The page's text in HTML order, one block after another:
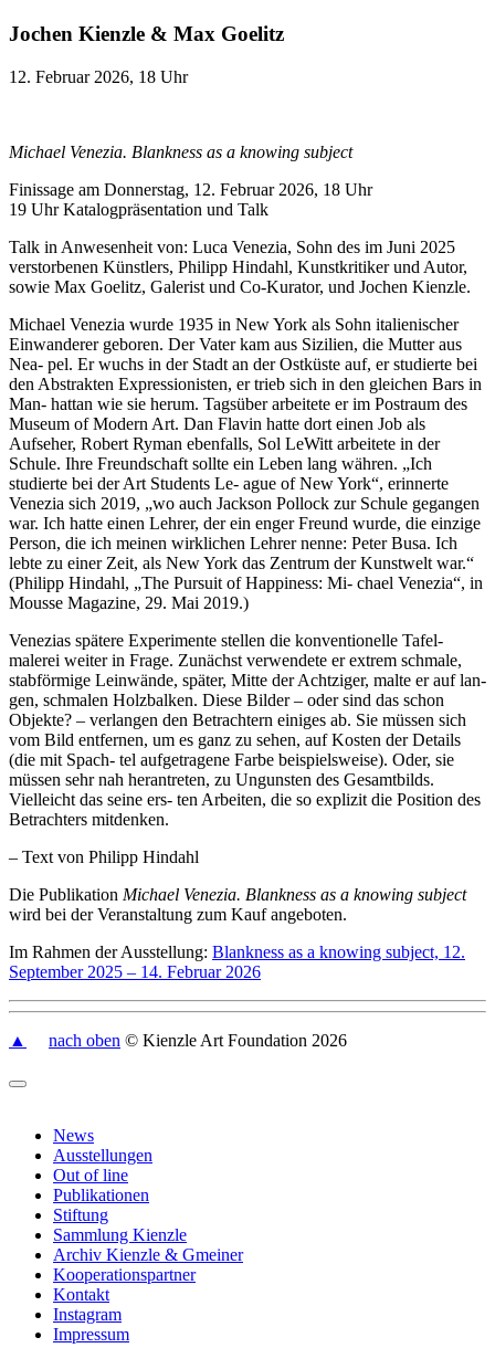
Jochen Kienzle & Max Goelitz
12. Februar 2026, 18 Uhr
Michael Venezia. Blankness as a knowing subject
Finissage am Donnerstag, 12. Februar 2026, 18 Uhr
19 Uhr Katalogpräsentation und Talk
Talk in Anwesenheit von: Luca Venezia, Sohn des im Juni 2025
verstorbenen Künstlers, Philipp Hindahl, Kunstkritiker und Autor,
sowie Max Goelitz, Galerist und Co-Kurator, und Jochen Kienzle.
Michael Venezia wurde 1935 in New York als Sohn italienischer
Einwanderer geboren. Der Vater kam aus Sizilien, die Mutter aus
Nea- pel. Er wuchs in der Stadt an der Ostküste auf, er studierte bei
den Abstrakten Expressionisten, er trieb sich in den gleichen Bars in
Man- hattan wie sie herum. Tagsüber arbeitete er im Postraum des
Museum of Modern Art. Dan Flavin hatte dort einen Job als
Aufseher, Robert Ryman ebenfalls, Sol LeWitt arbeitete in der
Schule. Ihre Freundschaft sollte ein Leben lang währen. „Ich
studierte bei der Art Students Le- ague of New York“, erinnerte
Venezia sich 2019, „wo auch Jackson Pollock zur Schule gegangen
war. Ich hatte einen Lehrer, der ein enger Freund wurde, die einzige
Person, die ich meinen wirklichen Lehrer nenne: Peter Busa. Ich
lebte zu einer Zeit, als New York das Zentrum der Kunstwelt war.“
(Philipp Hindahl, „The Pursuit of Happiness: Mi- chael Venezia“, in
Mousse Magazine, 29. Mai 2019.)
Venezias spätere Experimente stellen die konventionelle Tafel-
malerei weiter in Frage. Zunächst verwendete er extrem schmale,
stabförmige Leinwände, später, Mitte der Achtziger, malte er auf lan-
gen, schmalen Holzbalken. Diese Bilder – oder sind das schon
Objekte? – verlangen den Betrachtern einiges ab. Sie müssen sich
vom Bild entfernen, um es ganz zu sehen, auf Kosten der Details
(die mit Spach- tel aufgetragene Farbe beispielsweise). Oder, sie
müssen sehr nah herantreten, zu Ungunsten des Gesamtbilds.
Vielleicht das seine ers- ten Arbeiten, die so explizit die Position des
Betrachters mitdenken.
– Text von Philipp Hindahl
Die Publikation Michael Venezia. Blankness as a knowing subject
wird bei der Veranstaltung zum Kauf angeboten.
Im Rahmen der Ausstellung: Blankness as a knowing subject, 12.
September 2025 – 14. Februar 2026
▲ nach oben © Kienzle Art Foundation 2026
News
Ausstellungen
Out of line
Publikationen
Stiftung
Sammlung Kienzle
Archiv Kienzle & Gmeiner
Kooperationspartner
Kontakt
Instagram
Impressum